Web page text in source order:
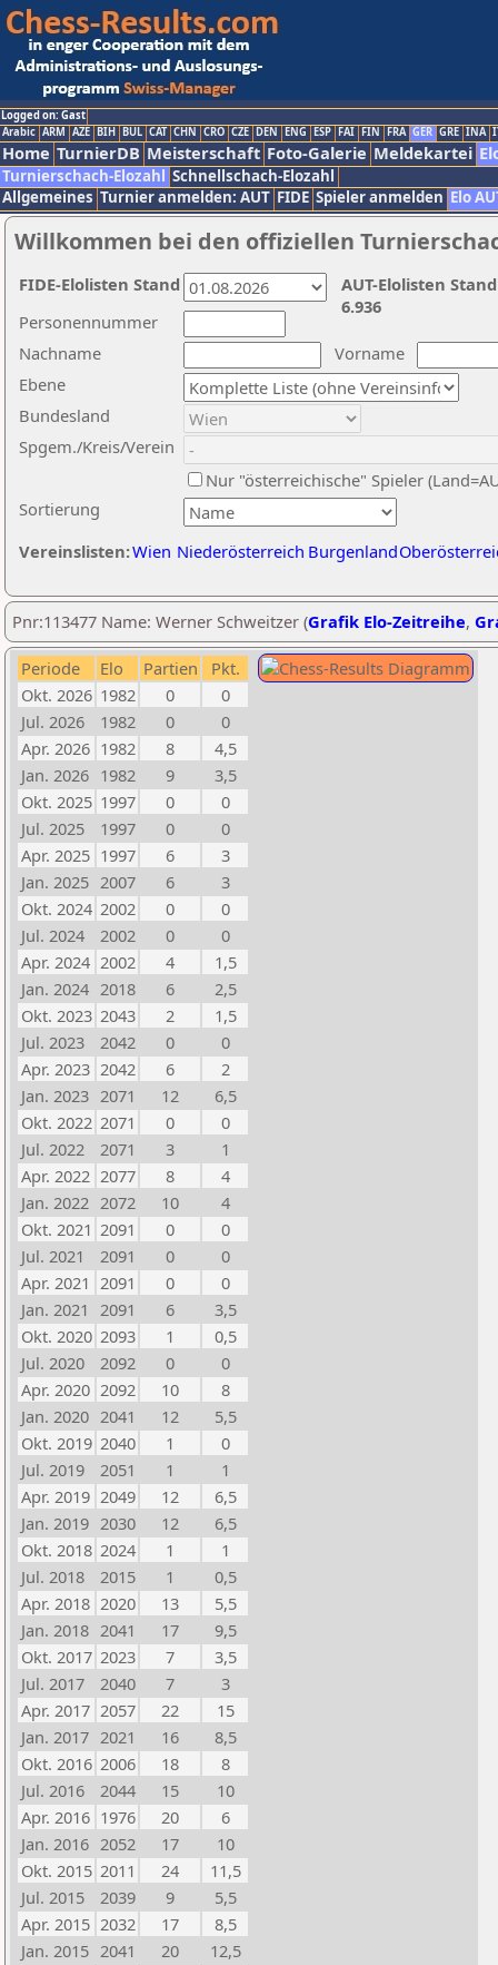
Logged on: Gast
Arabic ARM AZE BIH BUL CAT CHN CRO CZE DEN ENG ESP FAI FIN FRA GER GRE INA
Home TurnierDB Meisterschaft Foto-Galerie Meldekartei
Turnierschach-Elozahl Schnellschach-Elozahl
Allgemeines Turnier anmelden: AUT FIDE Spieler anmelden Elo
Willkommen bei den offiziellen
Nachname
Vorname
Ebene
Sortierung
Personennummer
Bundesland
Spgem./Kreis/Verein
Nur "österreichische" Spieler
Vereinslisten:Wien Niederösterreich Burgenland
AUT-Elolisten
6.936
FIDE-Elolisten Stand
Pnr:113477 Name: Werner Schweitzer (Grafik Elo-Zeitreihe,
Periode Elo Partien
Pkt.
Okt. 2026 1982 0
0
Jul. 2026
1982 0
0
Apr. 2026 1982 8
4,5
Jan. 2026 1982 9
3,5
Okt. 2025 1997 0
0
Jul. 2025
1997 0
0
Apr. 2025 1997 6
3
Jan. 2025 2007 6
3
Okt. 2024 2002 0
0
Jul. 2024
2002 0
0
Apr. 2024 2002 4
1,5
Jan. 2024 2018 6
2,5
Okt. 2023 2043 2
1,5
Jul. 2023
2042 0
0
Apr. 2023 2042 6
2
Jan. 2023 2071 12
6,5
Okt. 2022 2071 0
0
Jul. 2022
2071 3
1
Apr. 2022 2077 8
4
Jan. 2022 2072 10
4
Okt. 2021 2091 0
0
Jul. 2021
2091 0
0
Apr. 2021 2091 0
0
Jan. 2021 2091 6
3,5
Okt. 2020 2093 1
0,5
Jul. 2020
2092 0
0
Apr. 2020 2092 10
8
Jan. 2020 2041 12
5,5
Okt. 2019 2040 1
0
Jul. 2019
2051 1
1
Apr. 2019 2049 12
6,5
Jan. 2019 2030 12
6,5
Okt. 2018 2024 1
1
Jul. 2018
2015 1
0,5
Apr. 2018 2020 13
5,5
Jan. 2018 2041 17
9,5
Okt. 2017 2023 7
3,5
Jul. 2017
2040 7
3
Apr. 2017 2057 22
15
Jan. 2017 2021 16
8,5
Okt. 2016 2006 18
8
Jul. 2016
2044 15
10
Apr. 2016 1976 20
6
Jan. 2016 2052 17
10
Okt. 2015 2011 24
11,5
Jul. 2015
2039 9
5,5
Apr. 2015 2032 17
8,5
Jan. 2015 2041 20
12,5